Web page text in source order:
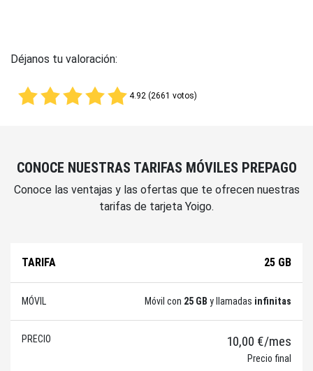
Déjanos tu valoración:
4.92 (2661 votos)
CONOCE NUESTRAS TARIFAS MÓVILES PREPAGO
Conoce las ventajas y las ofertas que te ofrecen nuestras
tarifas de tarjeta Yoigo.
25 GB
Móvil con 25 GB y llamadas infinitas
10,00 €/mes
Precio final